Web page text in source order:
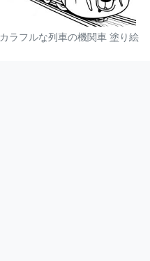
カラフルな列車の機関車 塗り絵